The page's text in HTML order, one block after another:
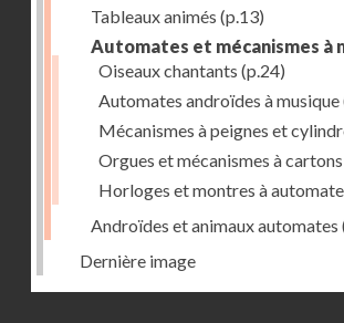
Tableaux animés (p.13)
Automates et mécanismes à
Oiseaux chantants (p.24)
Automates androïdes à musique
Mécanismes à peignes et
Orgues et mécanismes à
Horloges et montres à
Androïdes et animaux automates
Dernière image